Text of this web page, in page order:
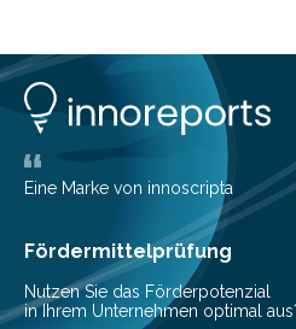
werden auch von anderen
ausgeschickt. Theoretische
Universität haben jetzt einen
entwickelt, mit dem sie
beschreiben…
Eine Marke von innoscripta
Fördermittelprüfung
Nutzen Sie das Förderpotenzial
in Ihrem Unternehmen optimal